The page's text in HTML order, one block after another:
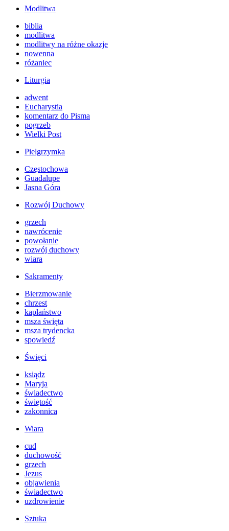
Modlitwa
biblia
modlitwa
modlitwy na różne okazje
nowenna
różaniec
Liturgia
adwent
Eucharystia
komentarz do Pisma
pogrzeb
Wielki Post
Pielgrzymka
Częstochowa
Guadalupe
Jasna Góra
Rozwój Duchowy
grzech
nawrócenie
powołanie
rozwój duchowy
wiara
Sakramenty
Bierzmowanie
chrzest
kapłaństwo
msza święta
msza trydencka
spowiedź
Święci
ksiądz
Maryja
świadectwo
świętość
zakonnica
Wiara
cud
duchowość
grzech
Jezus
objawienia
świadectwo
uzdrowienie
Sztuka